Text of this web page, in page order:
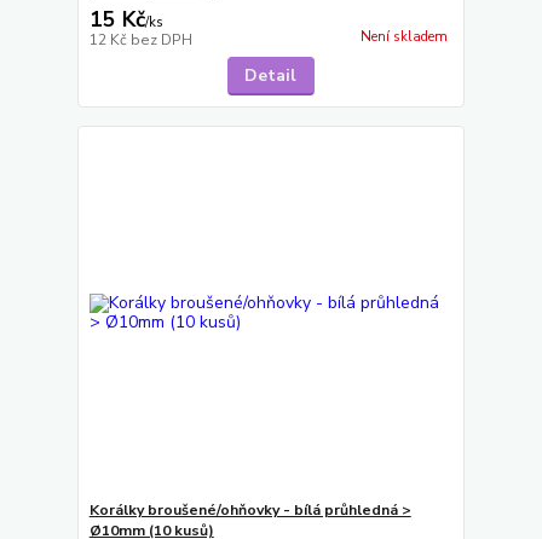
15 Kč/ks
12 Kč bez DPH Není skladem
Detail
Korálky broušené/ohňovky - bílá průhledná >
Ø10mm (10 kusů)